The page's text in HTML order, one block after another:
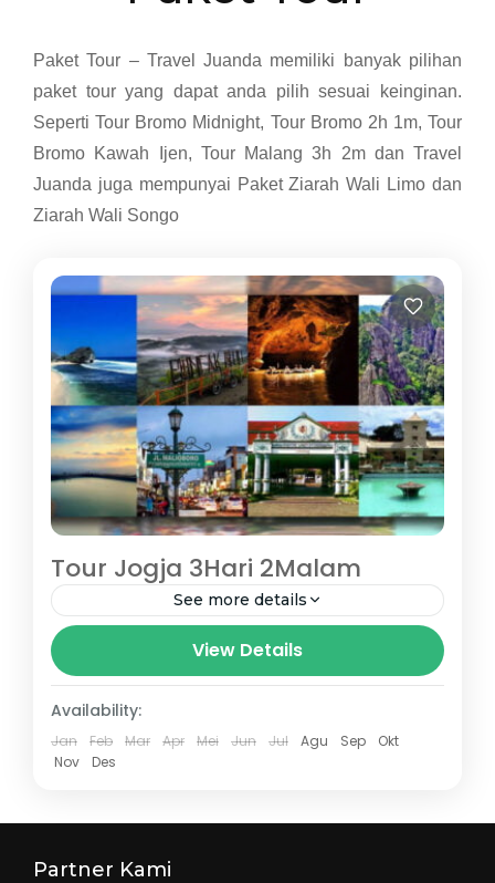
Paket Tour – Travel Juanda memiliki banyak pilihan
paket tour yang dapat anda pilih sesuai keinginan.
Seperti Tour Bromo Midnight, Tour Bromo 2h 1m, Tour
Bromo Kawah Ijen, Tour Malang 3h 2m dan Travel
Juanda juga mempunyai Paket Ziarah Wali Limo dan
Ziarah Wali Songo
Tour Jogja 3Hari 2Malam
See more details
Tour Jogja 3Hari 2Malam
Tour Jogja
View Details
Availability:
Jan Feb Mar Apr Mei Jun Jul Agu Sep
Okt
Nov
Des
Partner Kami